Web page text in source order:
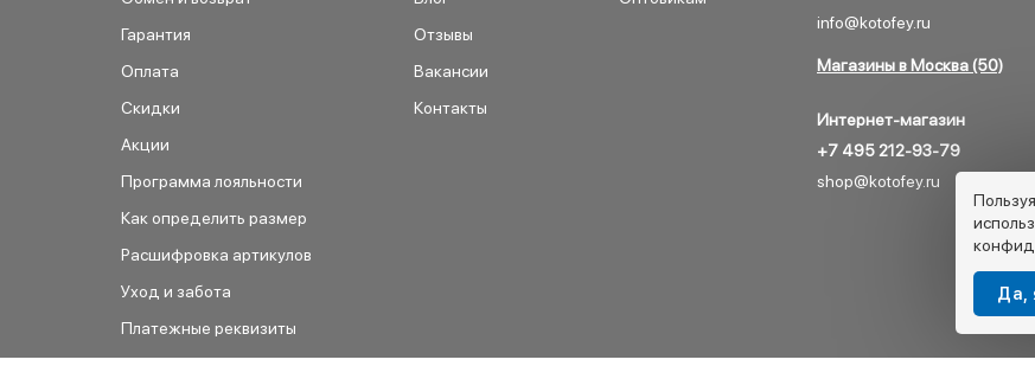
Гарантия
Оплата
Скидки
Акции
Программа лояльности
Как определить размер
Расшифровка артикулов
Уход и забота
Платежные реквизиты
Отзывы
Вакансии
Контакты
info@kotofey.ru
Магазины в Москва (50)
Интернет-магазин
+7 495 212-93-79
shop@kotofey.ru
Да,